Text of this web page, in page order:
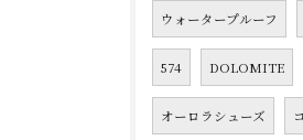
ウォータープルーフ
574 DOLOMITE
オーロラシューズ